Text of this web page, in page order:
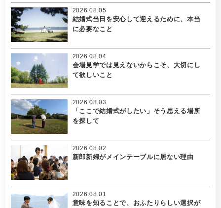
結婚式当日を安心して迎えるために、本当
に必要なこと
2026.08.05
会場見学では見えないからこそ、大切にし
て欲しいこと
2026.08.04
「ここで結婚式がしたい」そう思える場所
を探して
2026.08.03
新郎新婦がメインテーブルに居ない理由
2026.08.02
意味を知ることで、おふたりらしい選択が
2026.08.01